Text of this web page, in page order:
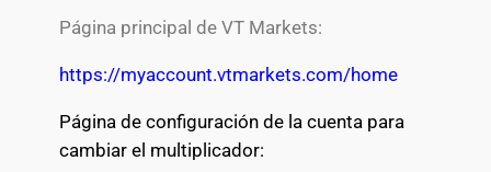
Página principal de VT Markets:
https://myaccount.vtmarkets.com/home
Página de configuración de la cuenta para
cambiar el multiplicador: